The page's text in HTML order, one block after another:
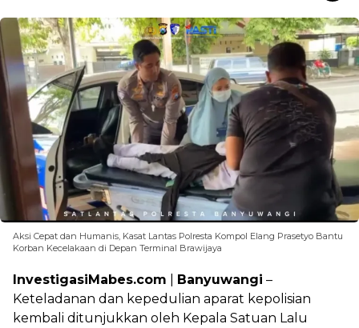
Aksi Cepat dan Humanis, Kasat Lantas Polresta Kompol Elang Prasetyo Bantu
Korban Kecelakaan di Depan Terminal Brawijaya
InvestigasiMabes.com Banyuwangi –
Keteladanan dan kepedulian aparat kepolisian
kembali ditunjukkan oleh Kepala Satuan Lalu